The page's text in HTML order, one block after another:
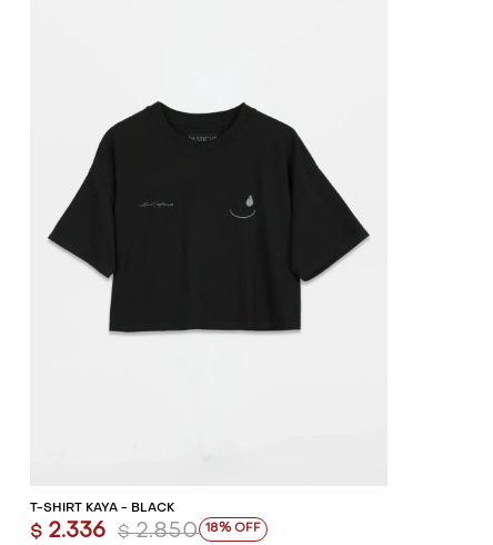
T-SHIRT KAYA - BLACK
$ 2.336 $ 2.850 18